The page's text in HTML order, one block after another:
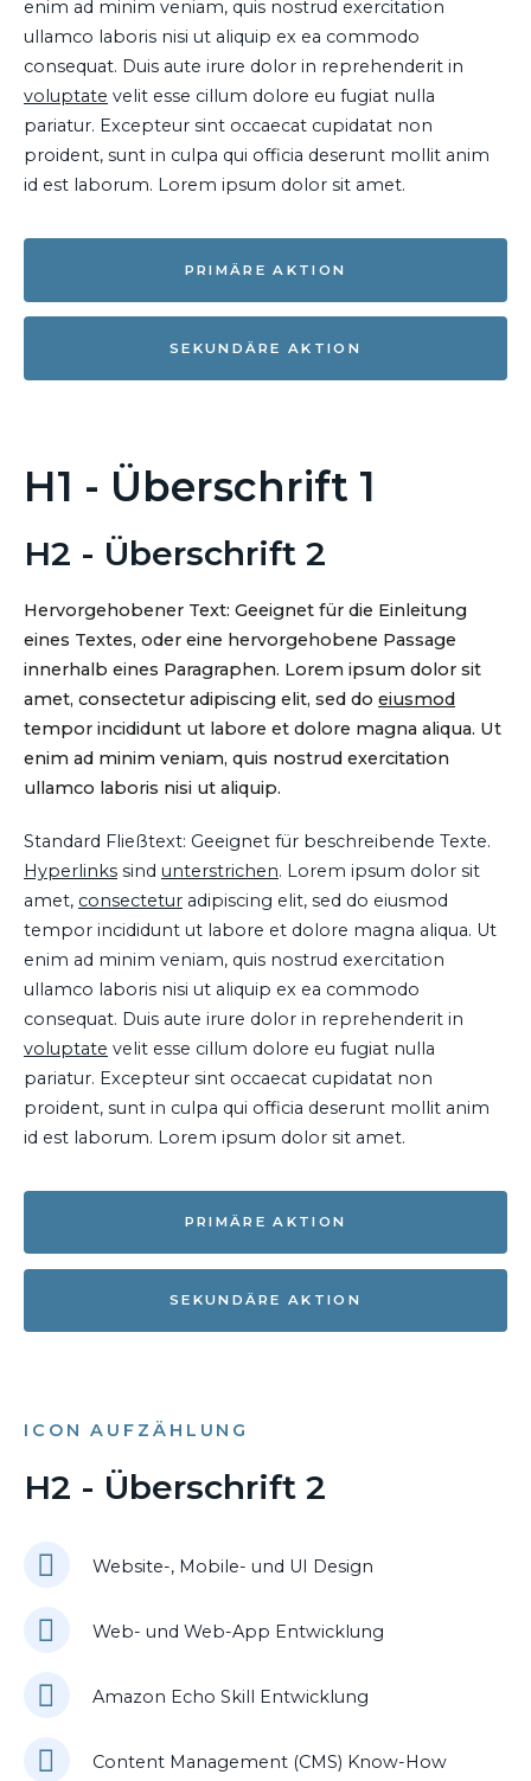
enim ad minim veniam, quis nostrud exercitation
ullamco laboris nisi ut aliquip ex ea commodo
consequat. Duis aute irure dolor in reprehenderit in
voluptate velit esse cillum dolore eu fugiat nulla
pariatur. Excepteur sint occaecat cupidatat non
proident, sunt in culpa qui officia deserunt mollit anim
id est laborum. Lorem ipsum dolor sit amet.
PRIMÄRE AKTION
SEKUNDÄRE AKTION
H1 - Überschrift 1
H2 - Überschrift 2
Hervorgehobener Text: Geeignet für die Einleitung
eines Textes, oder eine hervorgehobene Passage
innerhalb eines Paragraphen. Lorem ipsum dolor sit
amet, consectetur adipiscing elit, sed do eiusmod
tempor incididunt ut labore et dolore magna aliqua. Ut
enim ad minim veniam, quis nostrud exercitation
ullamco laboris nisi ut aliquip.
Standard Fließtext: Geeignet für beschreibende Texte.
Hyperlinks sind unterstrichen. Lorem ipsum dolor sit
amet, consectetur adipiscing elit, sed do eiusmod
tempor incididunt ut labore et dolore magna aliqua. Ut
enim ad minim veniam, quis nostrud exercitation
ullamco laboris nisi ut aliquip ex ea commodo
consequat. Duis aute irure dolor in reprehenderit in
voluptate velit esse cillum dolore eu fugiat nulla
pariatur. Excepteur sint occaecat cupidatat non
proident, sunt in culpa qui officia deserunt mollit anim
id est laborum. Lorem ipsum dolor sit amet.
PRIMÄRE AKTION
SEKUNDÄRE AKTION
ICON AUFZÄHLUNG
H2 - Überschrift 2
Website-, Mobile- und UI Design
Web- und Web-App Entwicklung
Amazon Echo Skill Entwicklung
Content Management (CMS) Know-How